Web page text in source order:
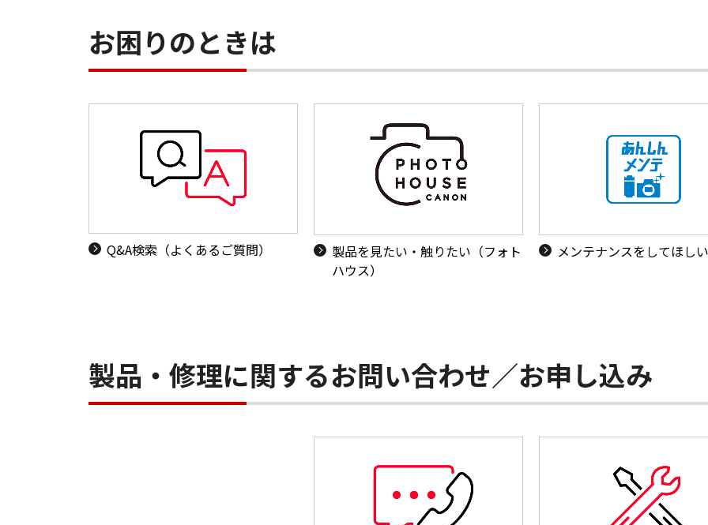
お困りのときは
Q&A検索（よくあるご質問）
製品を見たい・触りたい（フォト
ハウス）
メンテナンスをしてほしい
製品・修理に関するお問い合わせ／お申し込み